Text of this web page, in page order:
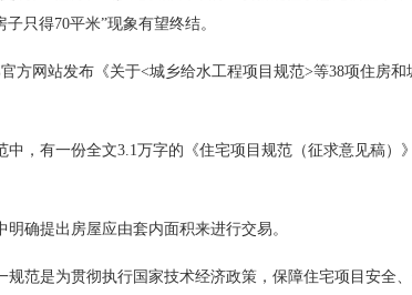
只得70平米”现象有望终结。
网站发布《关于<城乡给水工程项目规范>等38项住房和
有一份全文3.1万字的《住宅项目规范（征求意见稿）
确提出房屋应由套内面积来进行交易。
是为贯彻执行国家技术经济政策，保障住宅项目安全